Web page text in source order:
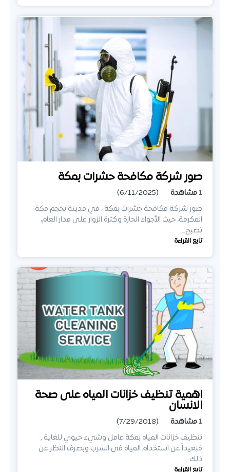
صور شركة مكافحة حشرات بمكة
1مشاهدة
(6/11/2025)
صور شركة مكافحة حشرات بمكة ، في مدينة بحجم مكة
المكرمة، حيث الأجواء الحارة وكثرة الزوار على مدار العام،
تصبح…
تابع القراءة
اهمية تنظيف خزانات المياه على صحة
الانسان
1مشاهدة
(7/29/2018)
تنظيف خزانات المياه بمكة عامل وشيء حيوي للغاية ,
فبعيداً عن استخدام المياه فى الشرب وبصرف النظر عن
ذلك ,…
تابع القراءة